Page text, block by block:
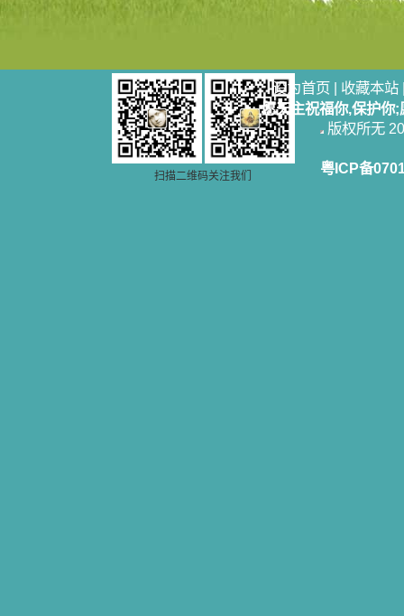
扫描二维码关注我们
设为首页 | 收藏本站
愿天主祝福你,保护你
版权所无
粤ICP备